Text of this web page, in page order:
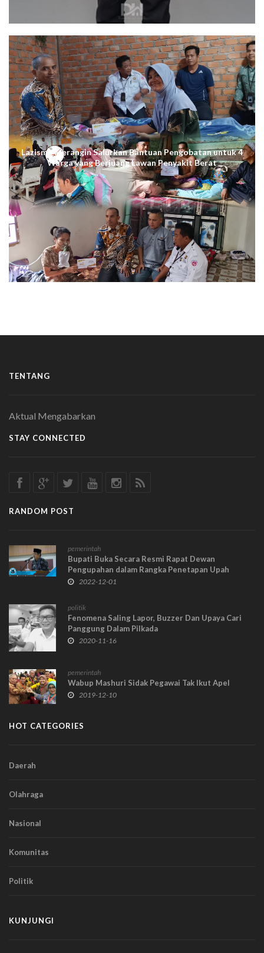
Lazismu Merangin Salurkan Bantuan Pengobatan untuk 4
Warga yang Berjuang Lawan Penyakit Berat
TENTANG
Aktual Mengabarkan
STAY CONNECTED
RANDOM POST
pemerintah
Bupati Buka Secara Resmi Rapat Dewan
Pengupahan dalam Rangka Penetapan Upah
Minimum Kabupaten Tanjab Barat
2022-12-01
politik
Fenomena Saling Lapor, Buzzer Dan Upaya Cari
Panggung Dalam Pilkada
2020-11-16
pemerintah
Wabup Mashuri Sidak Pegawai Tak Ikut Apel
2019-12-10
HOT CATEGORIES
Daerah
Olahraga
Nasional
Komunitas
Politik
KUNJUNGI